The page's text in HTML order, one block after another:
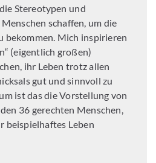
Stereotypen und
schaffen, um die
bekommen. Mich inspirieren
(eigentlich großen)
ihr Leben trotz allen
gut und sinnvoll zu
ist das die Vorstellung von
36 gerechten Menschen,
beispielhaftes Leben